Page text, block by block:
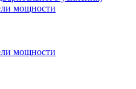
мощности
мощности